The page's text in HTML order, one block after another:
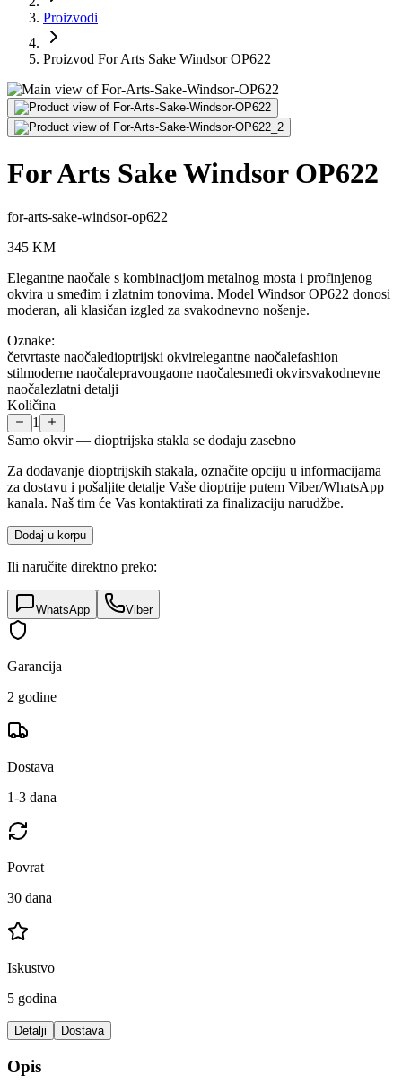
Proizvodi
Proizvod For Arts Sake Windsor OP622
For Arts Sake Windsor OP622
for-arts-sake-windsor-op622
345 KM
Elegantne naočale s kombinacijom metalnog mosta i profinjenog
okvira u smeđim i zlatnim tonovima. Model Windsor OP622 donosi
moderan, ali klasičan izgled za svakodnevno nošenje.
Oznake:
četvrtaste naočaledioptrijski okvirelegantne naočalefashion
stilmoderne naočalepravougaone naočalesmeđi okvirsvakodnevne
naočalezlatni detalji
Količina
1
Samo okvir — dioptrijska stakla se dodaju zasebno
Za dodavanje dioptrijskih stakala, označite opciju u informacijama
za dostavu i pošaljite detalje Vaše dioptrije putem Viber/WhatsApp
kanala. Naš tim će Vas kontaktirati za finalizaciju narudžbe.
Dodaj u korpu
Ili naručite direktno preko:
WhatsApp Viber
Garancija
2 godine
Dostava
1-3 dana
Povrat
30 dana
Iskustvo
5 godina
Detalji Dostava
Opis